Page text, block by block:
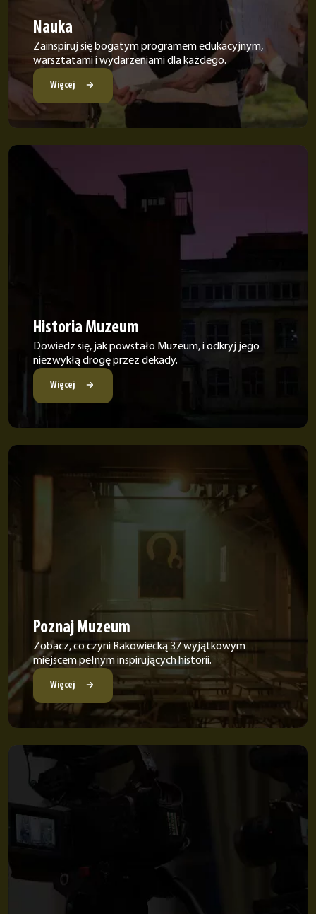
Nauka
Zainspiruj się bogatym programem edukacyjnym,
warsztatami i wydarzeniami dla każdego.
Więcej
Historia Muzeum
Dowiedz się, jak powstało Muzeum, i odkryj jego
niezwykłą drogę przez dekady.
Więcej
Poznaj Muzeum
Zobacz, co czyni Rakowiecką 37 wyjątkowym
miejscem pełnym inspirujących historii.
Więcej